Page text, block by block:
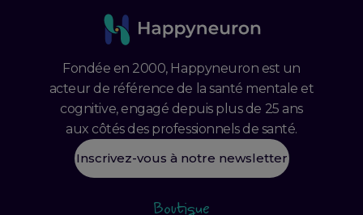
Fondée en 2000, Happyneuron est un
acteur de référence de la santé mentale et
cognitive, engagé depuis plus de 25 ans
aux côtés des professionnels de santé.
Inscrivez-vous à notre newsletter
Boutique